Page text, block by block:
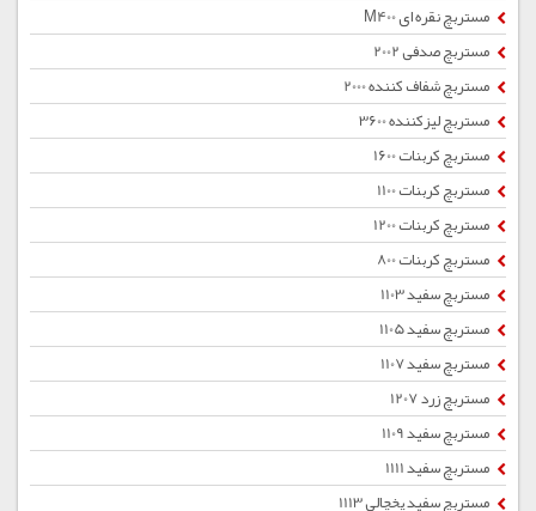
مستربچ نقره ای M400
مستربچ صدفی 2002
مستربچ شفاف کننده 2000
مستربچ لیزکننده 3600
مستربچ کربنات 1600
مستربچ کربنات 1100
مستربچ کربنات 1200
مستربچ کربنات 800
مستربچ سفید 1103
مستربچ سفید 1105
مستربچ سفید 1107
مستربچ زرد 1207
مستربچ سفید 1109
مستربچ سفید 1111
مستربچ سفید یخچالی 1113